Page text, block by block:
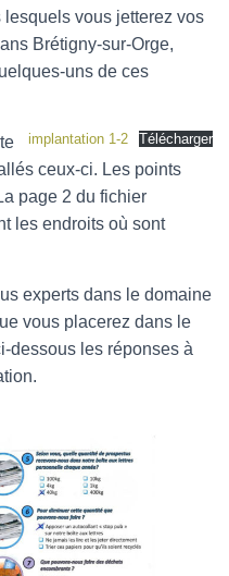
vous jetterez vos
Brétigny-sur-Orge,
uns de ces
implantation 1-2 Télécharger
ceux-ci. Les points
page 2 du fichier
les endroits où sont
experts dans le domaine
vous placerez dans le
dessous les réponses à